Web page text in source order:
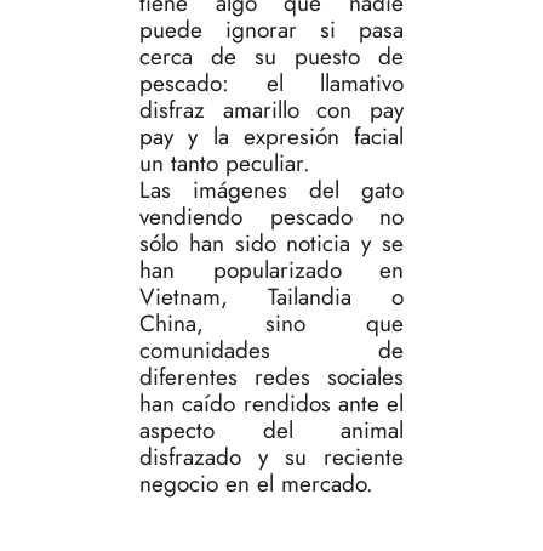
puede ignorar si pasa
cerca de su puesto de
pescado: el llamativo
disfraz amarillo con pay
pay y la expresión facial
un tanto peculiar.
Las imágenes del gato
vendiendo pescado no
sólo han sido noticia y se
han popularizado en
Vietnam, Tailandia o
China, sino que
comunidades de
diferentes redes sociales
han caído rendidos ante el
aspecto del animal
disfrazado y su reciente
negocio en el mercado.